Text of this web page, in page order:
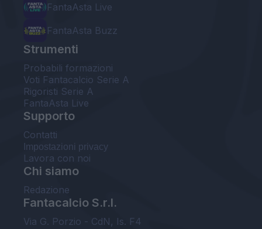
FantaAsta Live
FantaAsta Buzz
Strumenti
Probabili formazioni
Voti Fantacalcio Serie A
Rigoristi Serie A
FantaAsta Live
Supporto
Contatti
Impostazioni privacy
Lavora con noi
Chi siamo
Redazione
Fantacalcio S.r.l.
Via G. Porzio - CdN, Is. F4